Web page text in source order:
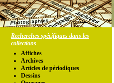
Recherches spécifiques dans les
collections
Affiches
Archives
Articles de périodiques
Dessins